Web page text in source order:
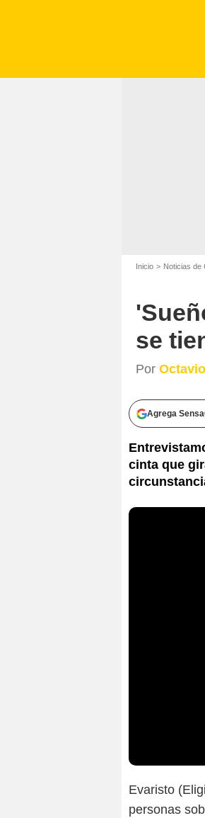
Inicio Noticias de
se
Por
Agrega
cinta que
Evaristo
personas